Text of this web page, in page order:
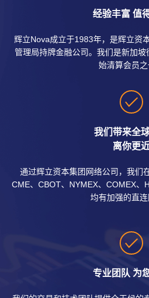
经验丰富 值
辉立Nova成立于1983年，是辉立资
管理局持牌金融公司。我们是新加坡
始清算会员之
我们带来全
离你更
通过辉立资本集团网络公司，我们
CME、CBOT、NYMEX、COMEX、
均有加强的直连
专业团队 为